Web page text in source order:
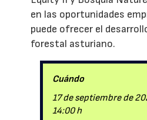
en las oportunidades
puede ofrecer el
forestal asturiano.
Cuándo
17 de septiembre de
14:00 h